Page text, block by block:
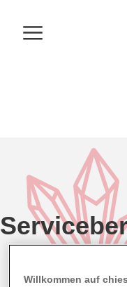
Willkommen auf